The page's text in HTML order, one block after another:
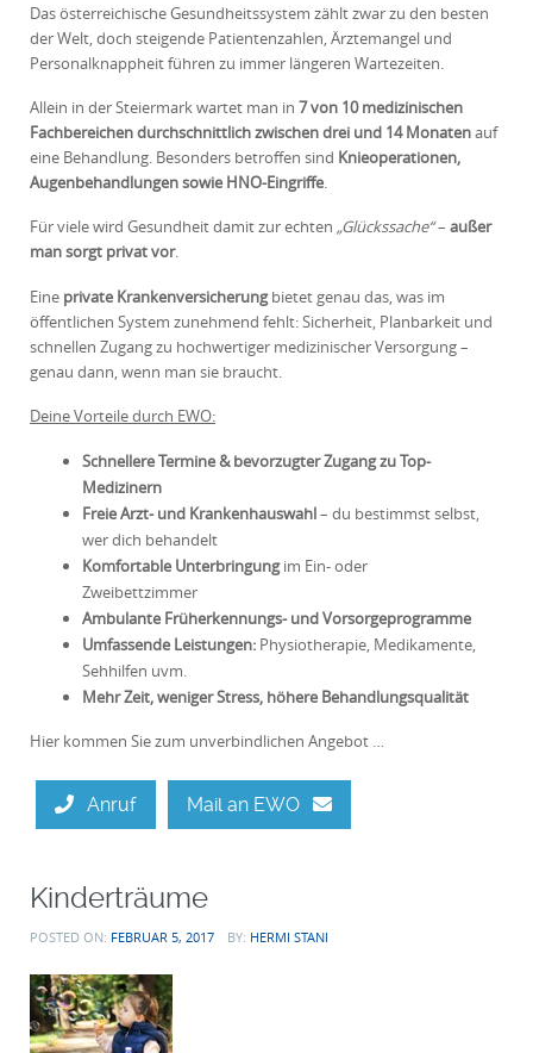
Das österreichische Gesundheitssystem zählt zwar zu den besten
der Welt, doch steigende Patientenzahlen, Ärztemangel und
Personalknappheit führen zu immer längeren Wartezeiten.
Allein in der Steiermark wartet man in 7 von 10 medizinischen
Fachbereichen durchschnittlich zwischen drei und 14 Monatenauf
eine Behandlung. Besonders betroffen sind Knieoperationen,
Augenbehandlungen sowie HNO-Eingriffe.
Für viele wird Gesundheit damit zur echten „Glückssache“– außer
man sorgt privat vor.
Eine private Krankenversicherungbietet genau das, was im
öffentlichen System zunehmend fehlt: Sicherheit, Planbarkeit und
schnellen Zugang zu hochwertiger medizinischer Versorgung –
genau dann, wenn man sie braucht.
Deine Vorteile durch EWO:
Schnellere Termine & bevorzugter Zugang zu Top-
Medizinern
Freie Arzt- und Krankenhauswahl– du bestimmst selbst,
wer dich behandelt
Komfortable Unterbringungim Ein- oder
Zweibettzimmer
Ambulante Früherkennungs- und Vorsorgeprogramme
Umfassende Leistungen:Physiotherapie, Medikamente,
Sehhilfen uvm.
Mehr Zeit, weniger Stress, höhere Behandlungsqualität
Hier kommen Sie zum unverbindlichen Angebot …
Anruf Mail an EWO
Kinderträume
POSTED ON: FEBRUAR 5, 2017 BY: HERMI STANI